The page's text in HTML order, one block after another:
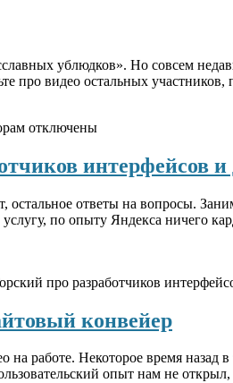
ублюдков». Но совсем
про видео остальных участников,
отключены
интерфейсов и
ответы на вопросы.
по опыту Яндекса
про разработчиков
конвейер
работе. Некоторое время назад
опыт нам не